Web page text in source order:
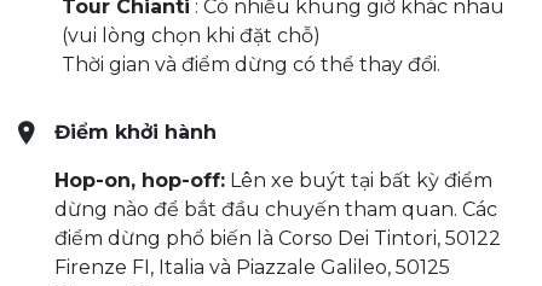
Tour Chianti : Có nhiều khung giờ khác nhau
(vui lòng chọn khi đặt chỗ)
Thời gian và điểm dừng có thể thay đổi.
Điểm khởi hành
Hop-on, hop-off: Lên xe buýt tại bất kỳ điểm
dừng nào để bắt đầu chuyến tham quan. Các
điểm dừng phổ biến là Corso Dei Tintori, 50122
Firenze FI, Italia và Piazzale Galileo, 50125